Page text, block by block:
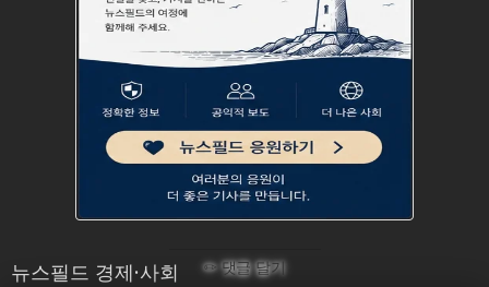
뉴스필드 경제·사회 ✏ 댓글 달기